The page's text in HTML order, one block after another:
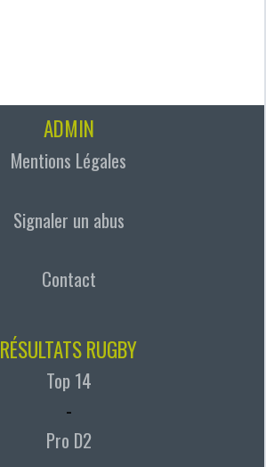
ADMIN
Mentions Légales
Signaler un abus
Contact
RÉSULTATS RUGBY
Top 14
-
Pro D2